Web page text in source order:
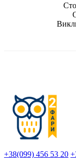
+38(099) 456 53 20